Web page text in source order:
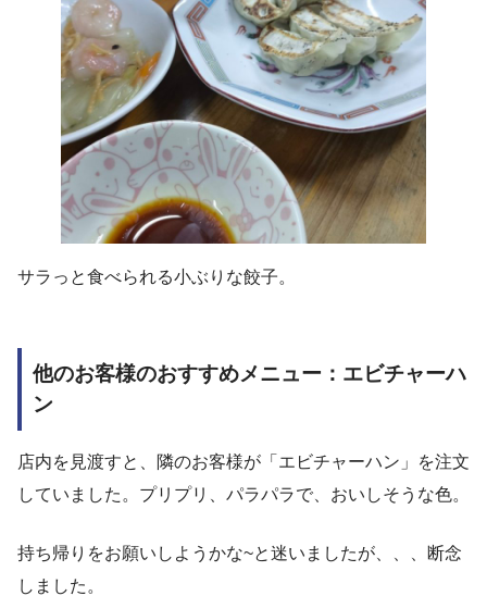
サラっと食べられる小ぶりな餃子。
他のお客様のおすすめメニュー：エビチャーハ
ン
店内を見渡すと、隣のお客様が「エビチャーハン」を注文
していました。プリプリ、パラパラで、おいしそうな色。
持ち帰りをお願いしようかな~と迷いましたが、、、断念
しました。